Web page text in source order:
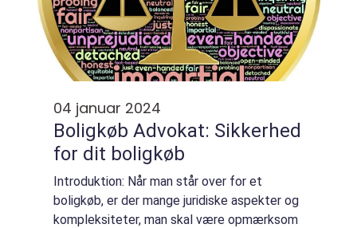
04 januar 2024
Boligkøb Advokat: Sikkerhed
for dit boligkøb
Introduktion: Når man står over for et
boligkøb, er der mange juridiske aspekter og
kompleksiteter, man skal være opmærksom